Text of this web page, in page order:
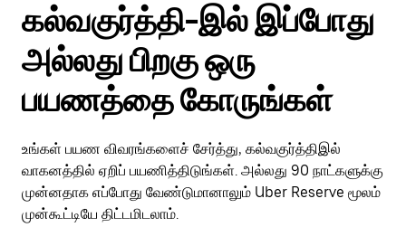
கல்வகுர்த்தி-இல் இப்போது
அல்லது பிறகு ஒரு
பயணத்தை கோருங்கள்
உங்கள் பயண விவரங்களைச் சேர்த்து, கல்வகுர்த்திஇல்
வாகனத்தில் ஏறிப் பயணித்திடுங்கள். அல்லது 90 நாட்களுக்கு
முன்னதாக எப்போது வேண்டுமானாலும் Uber Reserve மூலம்
முன்கூட்டியே திட்டமிடலாம்.